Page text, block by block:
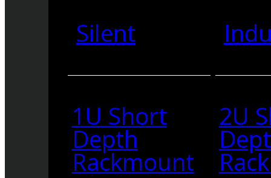
Silent
1U Short
Depth
Rackmount
2U